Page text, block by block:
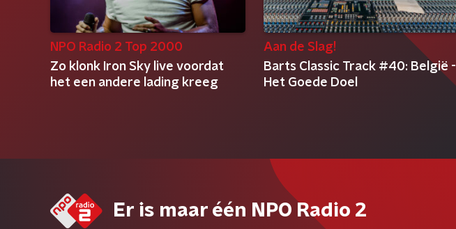
NPO Radio 2 Top 2000
Zo klonk Iron Sky live voordat
het een andere lading kreeg
Aan de Slag!
Barts Classic Track #40: België -
Het Goede Doel
Er is maar één NPO Radio 2